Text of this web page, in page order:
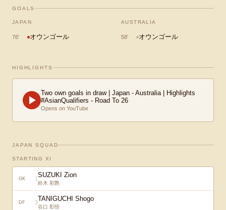
GOALS
JAPAN
76' オウンゴール
AUSTRALIA
58' オウンゴール
HIGHLIGHTS
Two own goals in draw | Japan - Australia | Highlights
#AsianQualifiers - Road To 26
Opens on YouTube
JAPAN SQUAD
STARTING XI
GK 1SUZUKI Zion
鈴木 彩艶
DF 3TANIGUCHI Shogo
谷口 彰悟